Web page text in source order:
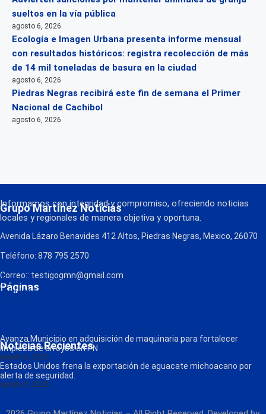
sueltos en la vía pública
agosto 6, 2026
Ecología e Imagen Urbana presenta informe mensual
con resultados históricos: registra recolección de más
de 14 mil toneladas de basura en la ciudad
agosto 6, 2026
Piedras Negras recibirá este fin de semana el Primer
Nacional de Cachibol
agosto 6, 2026
Grupo Martínez Noticias
Informamos con integridad y compromiso, ofreciendo noticias
locales y regionales de manera objetiva y oportuna.
Avenida Lázaro Benavides 412 Altos, Piedras Negras, Mexico, 26070
Teléfono: 878 795 2570
Correo:: testigogmn@gmail.com
Páginas
¡Descarga nuestra App!
FM Globo
Radio
Noticias Recientes
Avanza Municipio en adquisición de maquinaria para fortalecer
limpieza de arroyos en PN
agosto 6, 2026
Estados Unidos frena la exportación de aguacate michoacano por
alerta de seguridad.
agosto 6, 2026